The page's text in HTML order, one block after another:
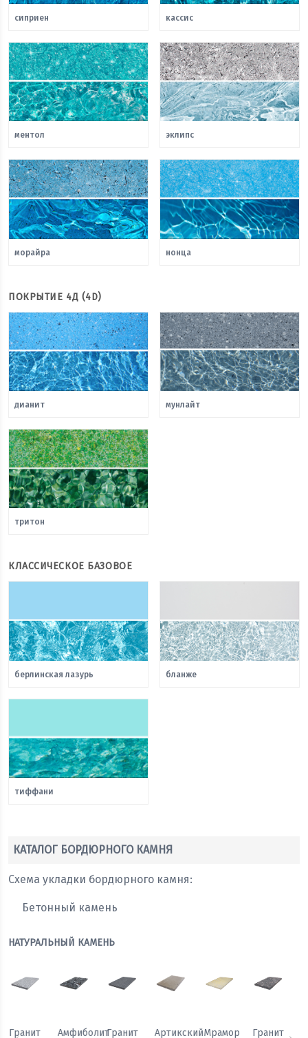
сиприен кассис
ментол эклипс
морайра нонца
ПОКРЫТИЕ 4Д (4D)
дианит мунлайт
тритон
КЛАССИЧЕСКОЕ БАЗОВОЕ
берлинская лазурь бланже
тиффани
КАТАЛОГ БОРДЮРНОГО КАМНЯ
Схема укладки бордюрного камня:
Бетонный камень
НАТУРАЛЬНЫЙ КАМЕНЬ
Мрамор Гранит Гранит Гранит АмфиболитГранит